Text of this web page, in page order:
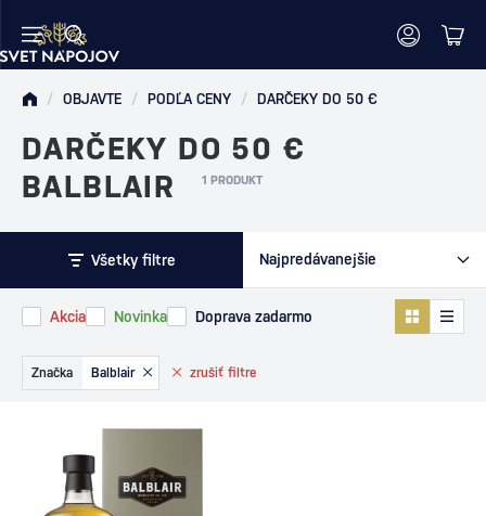
/ OBJAVTE / PODĽA CENY / DARČEKY DO 50 €
DARČEKY DO 50 €
BALBLAIR
1 PRODUKT
Všetky filtre
Akcia Novinka Doprava zadarmo
zrušiť filtre
Značka Balblair